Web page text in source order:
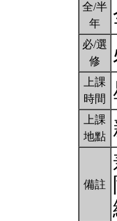
全/半
年
必/選
修
上課
時間
上課
地點
備註